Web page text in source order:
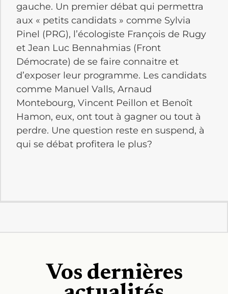
gauche. Un premier débat qui permettra
aux « petits candidats » comme Sylvia
Pinel (PRG), l’écologiste François de Rugy
et Jean Luc Bennahmias (Front
Démocrate) de se faire connaitre et
d’exposer leur programme. Les candidats
comme Manuel Valls, Arnaud
Montebourg, Vincent Peillon et Benoît
Hamon, eux, ont tout à gagner ou tout à
perdre. Une question reste en suspend, à
qui se débat profitera le plus?
Vos dernières